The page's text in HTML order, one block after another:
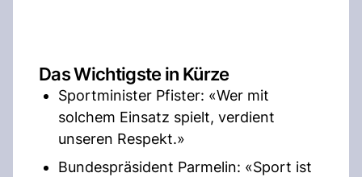
Das Wichtigste in Kürze
Sportminister Pfister: «Wer mit
solchem Einsatz spielt, verdient
unseren Respekt.»
Bundespräsident Parmelin: «Sport ist